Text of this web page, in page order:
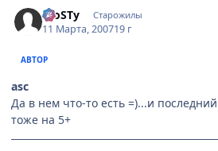
FroSTу Старожилы
11 Марта, 200719 г
АВТОР
asc
Да в нем что-то есть =)...и
тоже на 5+